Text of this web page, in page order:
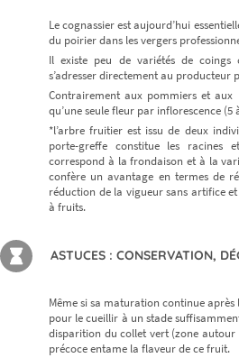
Le cognassier est aujourd’hui
du poirier dans les vergers
Il existe peu de variétés de coings
s’adresser directement au producteur
Contrairement aux pommiers et
qu’une seule fleur par inflorescence (5
*l’arbre fruitier est issu de deux
porte-greffe constitue les
correspond à la frondaison et à la
confère un avantage en termes de
réduction de la vigueur sans artifice
à fruits.
ASTUCES : CONSERVATION,
Même si sa maturation continue
pour le cueillir à un stade
disparition du collet vert (zone
précoce entame la flaveur de ce fruit.